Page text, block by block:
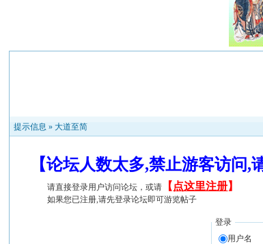
提示信息 » 大道至简
【论坛人数太多,禁止游客访
请直接登录用户访问论坛，或请 【 点这里注册】
如果您已注册,请先登录论坛即可游览帖子
登录
用户名